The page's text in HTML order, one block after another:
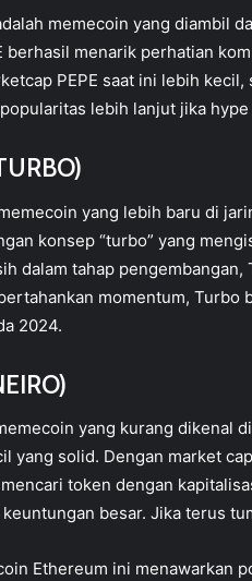
memecoin yang diambil
berhasil menarik perhatian
PEPE saat ini lebih
lebih lanjut jika
yang lebih baru di
konsep “turbo” yang
dalam tahap
momentum, Turbo
2024.
yang kurang dikenal
yang solid. Dengan market
token dengan
besar. Jika terus
Ethereum ini menawarkan